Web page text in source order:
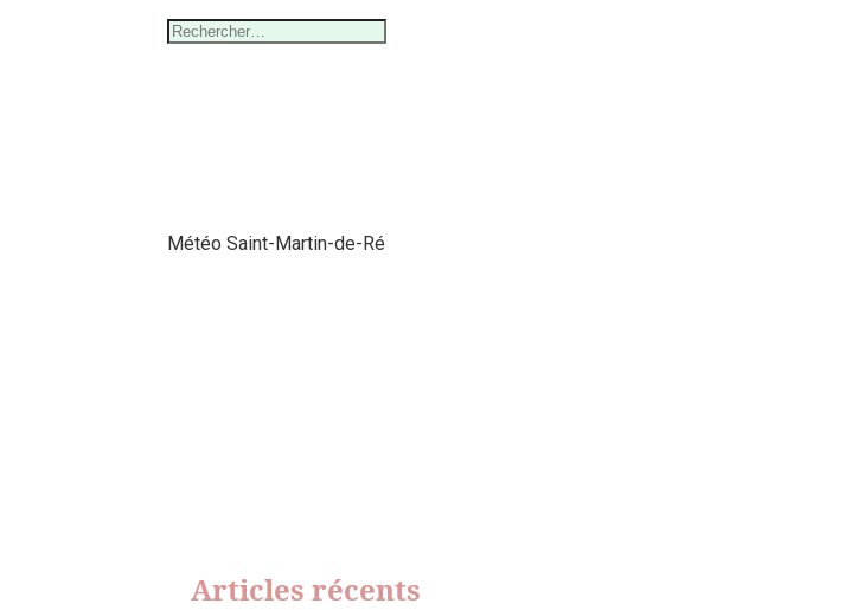
Rechercher :
Météo Saint-Martin-de-Ré
Articles récents